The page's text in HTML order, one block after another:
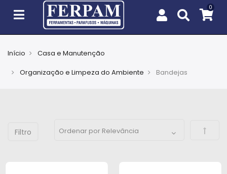
EPIs
Início
Casa e Manutenção
Organização e Limpeza do Ambiente
Bandejas